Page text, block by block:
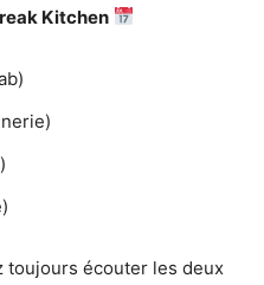
Kitchen
toujours écouter les deux